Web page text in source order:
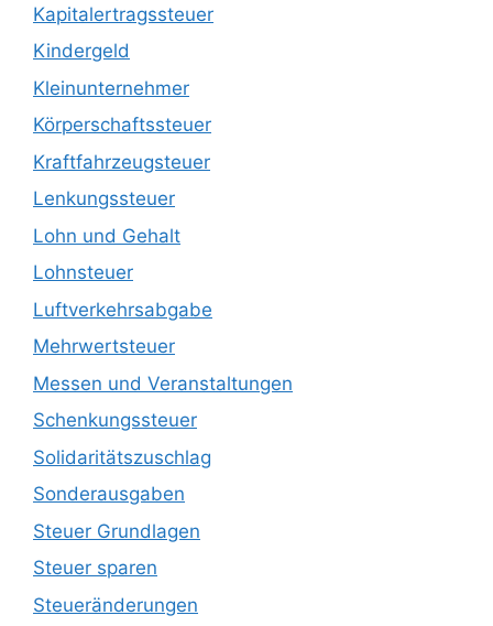
Kapitalertragssteuer
Kindergeld
Kleinunternehmer
Körperschaftssteuer
Kraftfahrzeugsteuer
Lenkungssteuer
Lohn und Gehalt
Lohnsteuer
Luftverkehrsabgabe
Mehrwertsteuer
Messen und Veranstaltungen
Schenkungssteuer
Solidaritätszuschlag
Sonderausgaben
Steuer Grundlagen
Steuer sparen
Steueränderungen